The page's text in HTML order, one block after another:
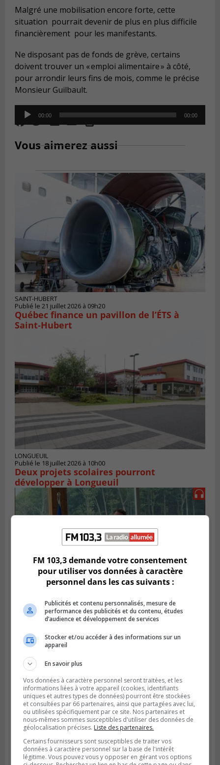
Malgré une mobilisation encore forte, cette
situation pourrait devenir de plus en plus difficile
financièrement pour les manifestants.
Ne disposant pas de fonds de grève, certains
doivent trouver un « emploi alimentaire » à côté,
pour arrondir leurs fins de mois, comme le précise
Monsieur Guilbault.
Audio
Player
00:00 00:00
Vous aimerez aussi
SAINT-HUBERT
Publié le 21 juillet 2026 à 09h20
Québec finance un pavillon de l’ÉTS à
Saint‑Hubert
LONGUEUIL
Publié le 18 juillet 2026 à 10h00
Deux projets scolaires pourront
développer à Longueuil
SAINT-HUBERT
Publié le 14 juillet 2026 à 04h58
forte croissance
FM 103,3 demande votre consentement
pour utiliser vos données à caractère
personnel dans les cas suivants :
Publicités et contenu personnalisés, mesure de
performance des publicités et du contenu, études
d’audience et développement de services
Stocker et/ou accéder à des informations sur un
appareil
En savoir plus
Vos données à caractère personnel seront traitées, et les
informations liées à votre appareil (cookies, identifiants
uniques et autres types de données) pourront être stockées
et consultées par 66 partenaires, ainsi que partagées avec lui,
ou utilisées spécifiquement par ce site. Nos partenaires et
nous-mêmes sommes susceptibles d'utiliser des données de
géolocalisation précises. Liste des partenaires.
Certains fournisseurs sont susceptibles de traiter vos
données à caractère personnel sur la base de l'intérêt
légitime. Vous pouvez vous y opposer en gérant vos options